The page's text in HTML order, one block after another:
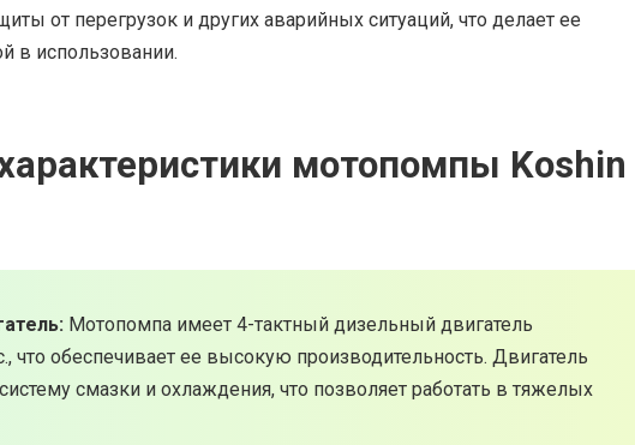
от перегрузок и других аварийных ситуаций, что делает ее
в использовании.
мотопомпы Koshin
Мотопомпа имеет 4-тактный дизельный двигатель
что обеспечивает ее высокую производительность. Двигатель
смазки и охлаждения, что позволяет работать в тяжелых